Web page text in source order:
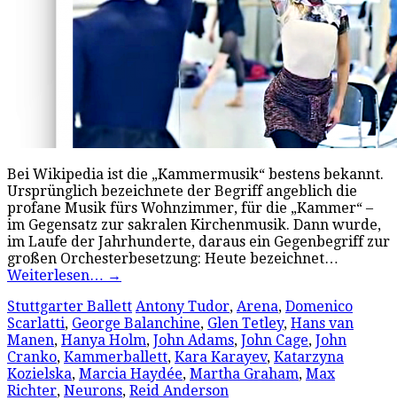
Bei Wikipedia ist die „Kammermusik“ bestens bekannt.
Ursprünglich bezeichnete der Begriff angeblich die
profane Musik fürs Wohnzimmer, für die „Kammer“ –
im Gegensatz zur sakralen Kirchenmusik. Dann wurde,
im Laufe der Jahrhunderte, daraus ein Gegenbegriff zur
großen Orchesterbesetzung: Heute bezeichnet…
Weiterlesen… →
Stuttgarter Ballett Antony Tudor, Arena, Domenico
Scarlatti, George Balanchine, Glen Tetley, Hans van
Manen, Hanya Holm, John Adams, John Cage, John
Cranko, Kammerballett, Kara Karayev, Katarzyna
Kozielska, Marcia Haydée, Martha Graham, Max
Richter, Neurons, Reid Anderson